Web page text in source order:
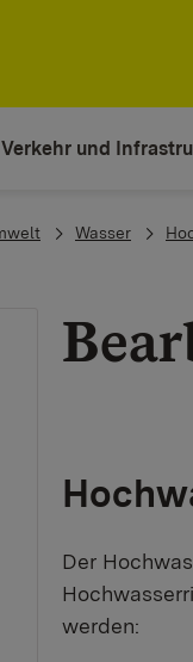
Verkehr und
Wasser
Der
werden: